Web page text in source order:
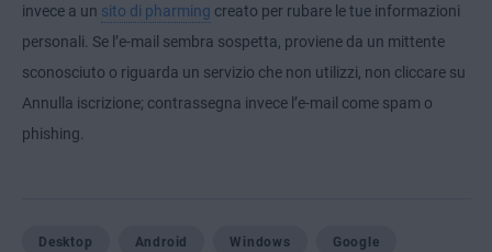
invece a un sito di pharming creato per rubare le tue informazioni
personali. Se l’e-mail sembra sospetta, proviene da un mittente
sconosciuto o riguarda un servizio che non utilizzi, non cliccare su
Annulla iscrizione; contrassegna invece l’e-mail come spam o
phishing.
Desktop Android Windows Google